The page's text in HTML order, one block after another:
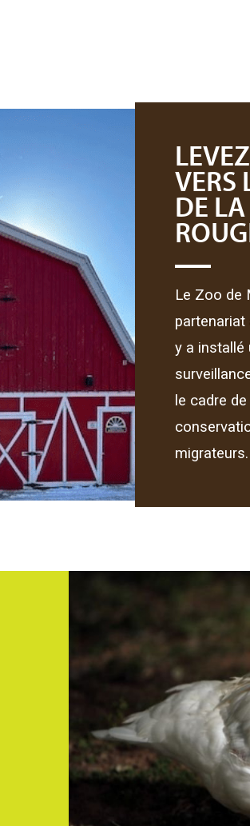
VERS
DE
Le Zoo de
partenariat
y a installé
le cadre
migrateurs.